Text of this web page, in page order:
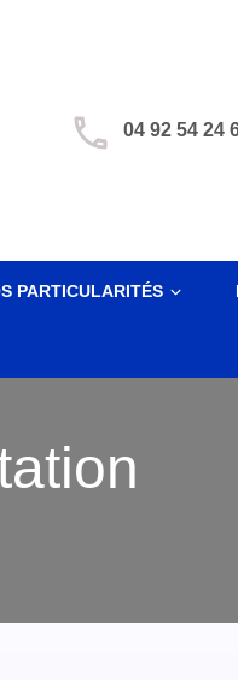
04 92 54 24
PARTICULARITÉS